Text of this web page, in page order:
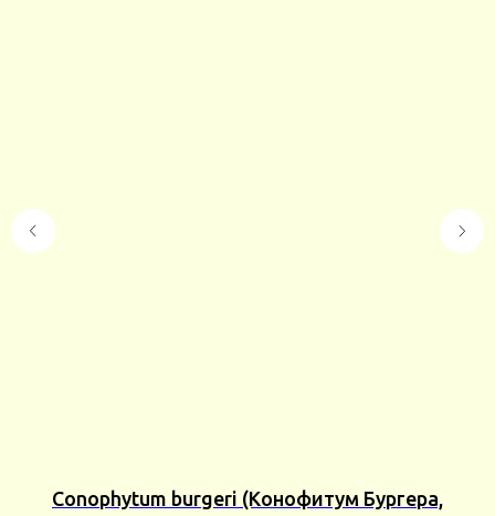
Conophytum burgeri (Конофитум Бургера,